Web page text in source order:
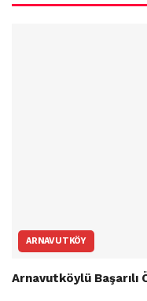
ARNAVUTKÖY
Arnavutköylü